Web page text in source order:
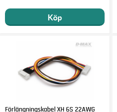
Köp
Förlängningskabel XH 6S 22AWG